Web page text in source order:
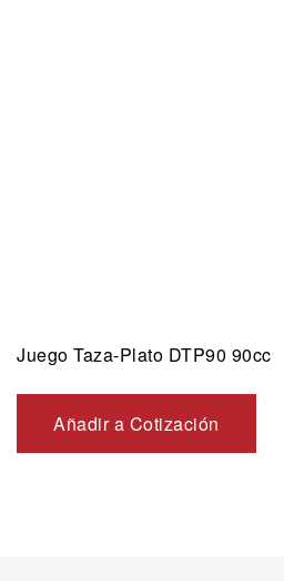
Juego Taza-Plato DTP90 90cc
Añadir a Cotización